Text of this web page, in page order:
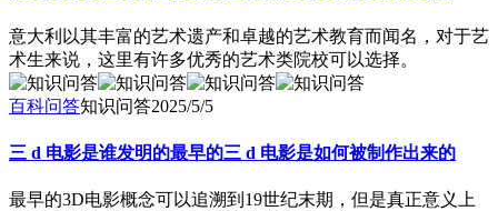
意大利以其丰富的艺术遗产和卓越的艺术教育而闻名，对于艺
术生来说，这里有许多优秀的艺术类院校可以选择。
百科问答知识问答2025/5/5
三 d 电影是谁发明的最早的三 d 电影是如何被制作出来的
最早的3D电影概念可以追溯到19世纪末期，但是真正意义上